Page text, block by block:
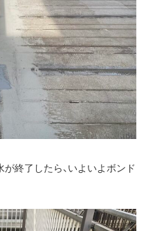
終了したら、いよいよボンド